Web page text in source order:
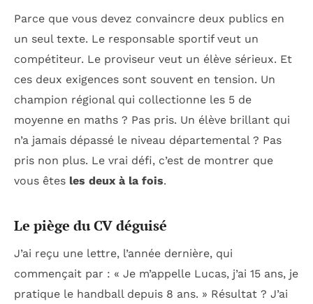
Parce que vous devez convaincre deux publics en
un seul texte. Le responsable sportif veut un
compétiteur. Le proviseur veut un élève sérieux. Et
ces deux exigences sont souvent en tension. Un
champion régional qui collectionne les 5 de
moyenne en maths ? Pas pris. Un élève brillant qui
n’a jamais dépassé le niveau départemental ? Pas
pris non plus. Le vrai défi, c’est de montrer que
vous êtes les deux à la fois.
Le piège du CV déguisé
J’ai reçu une lettre, l’année dernière, qui
commençait par : « Je m’appelle Lucas, j’ai 15 ans, je
pratique le handball depuis 8 ans. » Résultat ? J’ai